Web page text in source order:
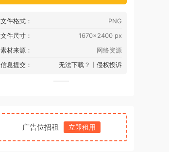
文件格式：
PNG
文件尺寸：
1670x2400 px
素材来源：
网络资源
信息提交：
无法下载？ 丨 侵权投诉
广告位招租 立即租用